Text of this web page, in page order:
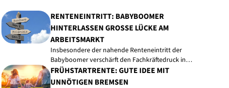
RENTENEINTRITT: BABYBOOMER
HINTERLASSEN GROSSE LÜCKE AM A
RBEITSMARKT
Insbesondere der nahende Renteneintritt der
Babyboomer verschärft den Fachkräftedruck in…
FRÜHSTARTRENTE: GUTE IDEE MIT
UNNÖTIGEN BREMSEN